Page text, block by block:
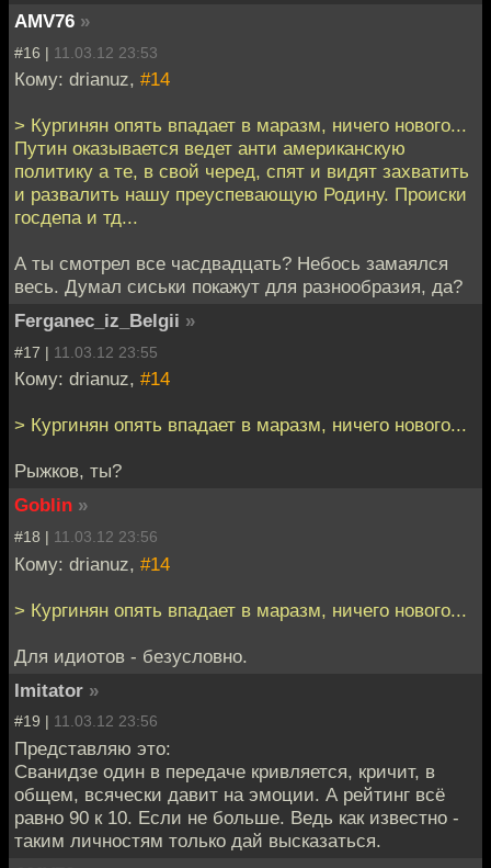
AMV76 »
#16 | 11.03.12 23:53
Кому: drianuz, #14
> Кургинян опять впадает в маразм, ничего нового...
Путин оказывается ведет анти американскую
политику а те, в свой черед, спят и видят захватить
и развалить нашу преуспевающую Родину. Происки
госдепа и тд...
А ты смотрел все часдвадцать? Небось замаялся
весь. Думал сиськи покажут для разнообразия, да?
Ferganec_iz_Belgii »
#17 | 11.03.12 23:55
Кому: drianuz, #14
> Кургинян опять впадает в маразм, ничего нового...
Рыжков, ты?
Goblin »
#18 | 11.03.12 23:56
Кому: drianuz, #14
> Кургинян опять впадает в маразм, ничего нового...
Для идиотов - безусловно.
Imitator »
#19 | 11.03.12 23:56
Представляю это:
Сванидзе один в передаче кривляется, кричит, в
общем, всячески давит на эмоции. А рейтинг всё
равно 90 к 10. Если не больше. Ведь как известно -
таким личностям только дай высказаться.